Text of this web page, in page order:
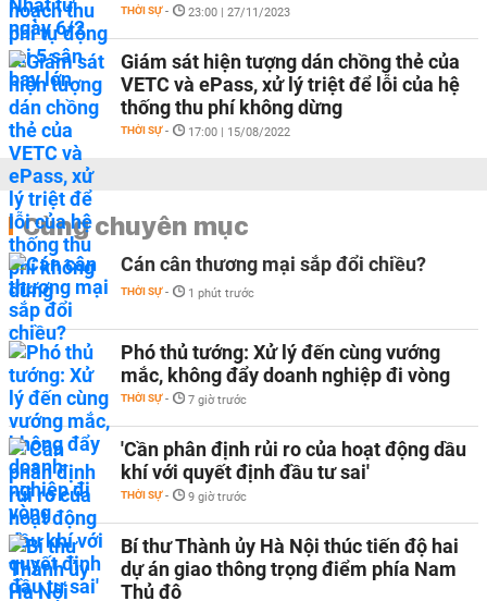
THỜI SỰ - 23:00 | 27/11/2023
Giám sát hiện tượng dán chồng thẻ của
VETC và ePass, xử lý triệt để lỗi của hệ
thống thu phí không dừng
THỜI SỰ - 17:00 | 15/08/2022
Cùng chuyên mục
Cán cân thương mại sắp đổi chiều?
THỜI SỰ - 1 phút trước
Phó thủ tướng: Xử lý đến cùng vướng
mắc, không đẩy doanh nghiệp đi vòng
THỜI SỰ - 7 giờ trước
'Cần phân định rủi ro của hoạt động dầu
khí với quyết định đầu tư sai'
THỜI SỰ - 9 giờ trước
Bí thư Thành ủy Hà Nội thúc tiến độ hai
dự án giao thông trọng điểm phía Nam
Thủ đô